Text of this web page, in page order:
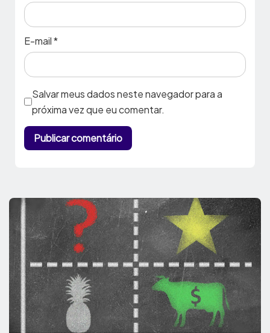
E-mail*
Salvar meus dados neste navegador para a
próxima vez que eu comentar.